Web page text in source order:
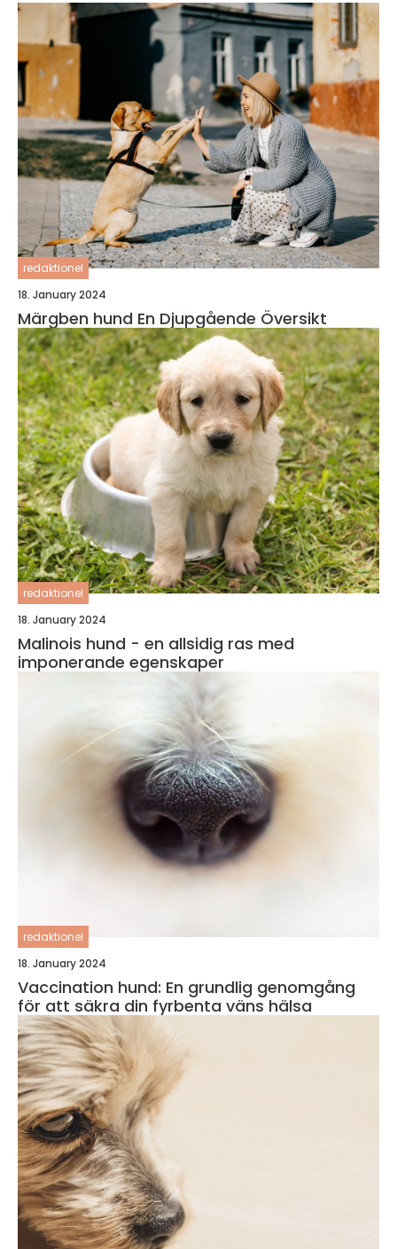
redaktionel
18. January 2024
Märgben hund En Djupgående Översikt
redaktionel
18. January 2024
Malinois hund - en allsidig ras med
imponerande egenskaper
redaktionel
18. January 2024
Vaccination hund: En grundlig genomgång
för att säkra din fyrbenta väns hälsa